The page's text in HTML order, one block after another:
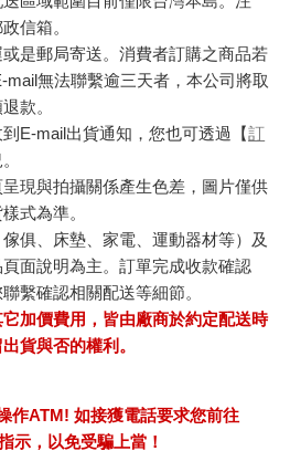
信箱。
是郵局寄送。消費者訂購之商品若
mail無法聯繫逾三天者，本公司將取
款。
E-mail出貨通知，您也可透過【訂
現與拍攝關係產生色差，圖片僅供
式為準。
俱、床墊、家電、運動器材等）及
面說明為主。訂單完成收款確認
繫確認相關配送等細節。
加價費用，皆由廠商於約定配送時
貨與否的權利。
作ATM! 如接獲電話要求您前往
示，以免受騙上當！